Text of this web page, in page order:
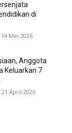
di
Mei 2026
Anggota
Keluarkan 7
21 April 2026